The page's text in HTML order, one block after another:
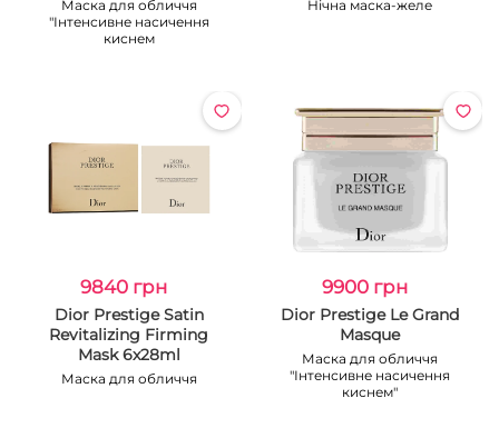
Маска для обличчя
"Інтенсивне насичення
киснем
Нічна маска-желе
9840 грн
Dior Prestige Satin
Revitalizing Firming
Mask 6x28ml
Маска для обличчя
9900 грн
Dior Prestige Le Grand
Masque
Маска для обличчя
"Інтенсивне насичення
киснем"